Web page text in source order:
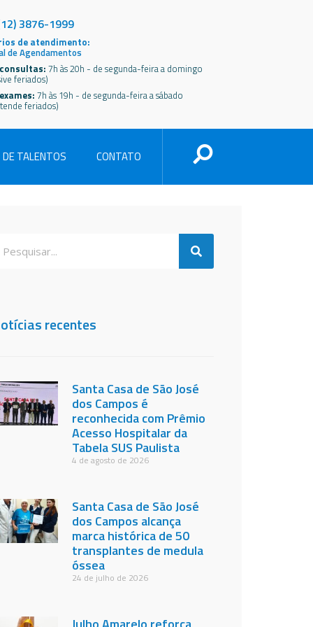
3876-1999
de atendimento:
de Agendamentos
7h às 20h - de segunda-feira a domingo
feriados)
7h às 19h - de segunda-feira a sábado
feriados)
TALENTOS CONTATO
recentes
Santa Casa de São José
dos Campos é
reconhecida com Prêmio
Acesso Hospitalar da
Tabela SUS Paulista
4 de agosto de 2026
Santa Casa de São José
dos Campos alcança
marca histórica de 50
transplantes de medula
óssea
24 de julho de 2026